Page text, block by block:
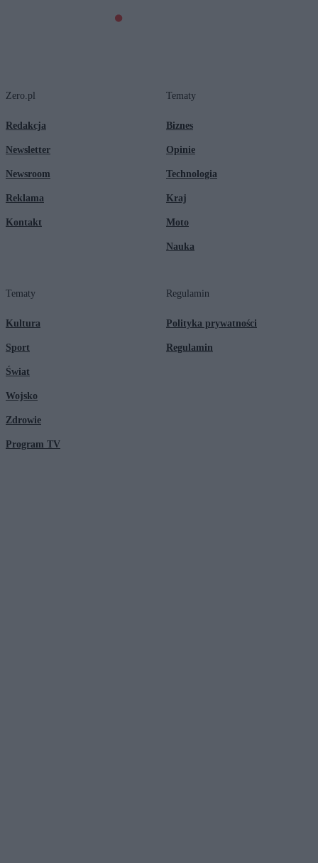
Zero.pl
Redakcja
Newsletter
Newsroom
Reklama
Kontakt
Tematy
Biznes
Opinie
Technologia
Kraj
Moto
Nauka
Tematy
Kultura
Sport
Świat
Wojsko
Zdrowie
Program TV
Regulamin
Polityka prywatności
Regulamin